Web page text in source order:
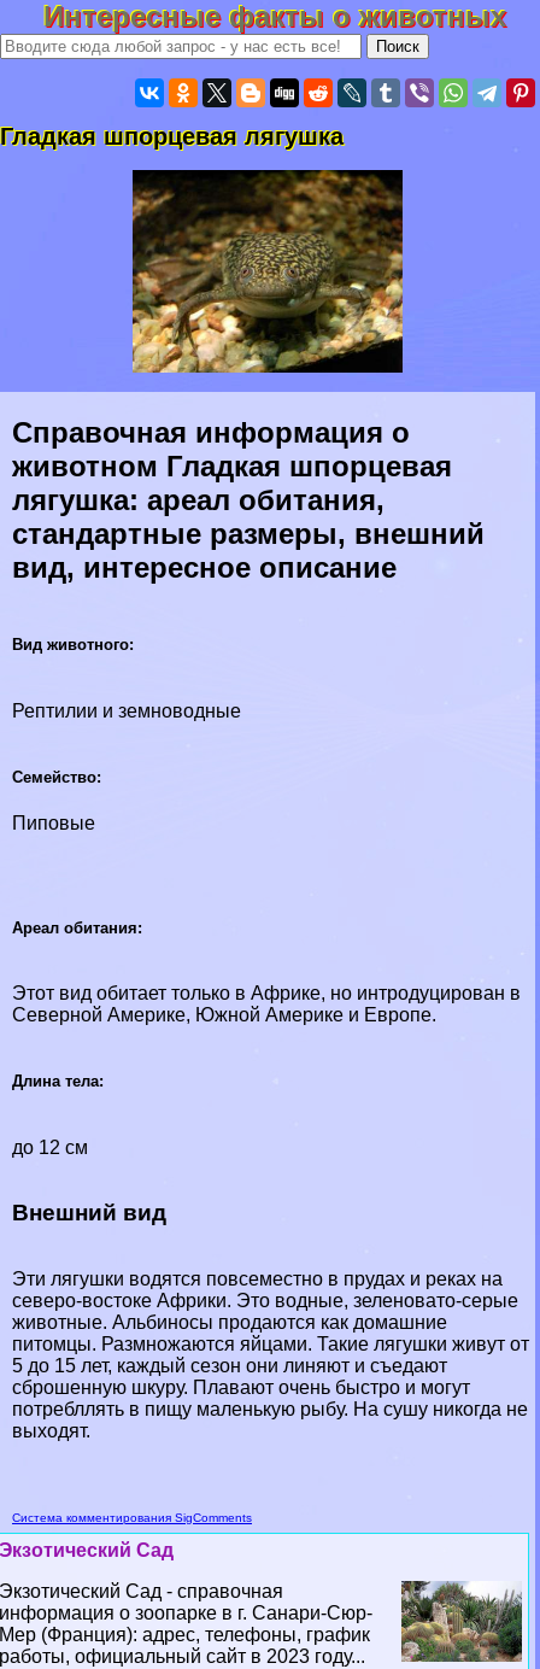
Интересные факты о животных
Гладкая шпорцевая лягушка
Справочная информация о
животном Гладкая шпорцевая
лягушка: ареал обитания,
стандартные размеры, внешний
вид, интересное описание
Вид животного:
Рептилии и земноводные
Семейство:
Пиповые
Ареал обитания:
Этот вид обитает только в Африке, но интродуцирован в
Северной Америке, Южной Америке и Европе.
Длина тела:
до 12 см
Внешний вид
Эти лягушки водятся повсеместно в прудах и реках на
северо-востоке Африки. Это водные, зеленовато-серые
животные. Альбиносы продаются как домашние
питомцы. Размножаются яйцами. Такие лягушки живут от
5 до 15 лет, каждый сезон они линяют и съедают
сброшенную шкуру. Плавают очень быстро и могут
потрeбллять в пищу маленькую рыбу. На сушу никогда не
выходят.
Система комментирования SigComments
Экзотический Сад
Экзотический Сад - справочная
информация о зоопарке в г. Санари-Сюр-
Мер (Франция): адрес, телефоны, график
работы, официальный сайт в 2023 году...